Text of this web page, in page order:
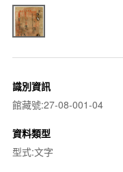
識別資訊
館藏號:27-08-001-04
資料類型
型式:文字